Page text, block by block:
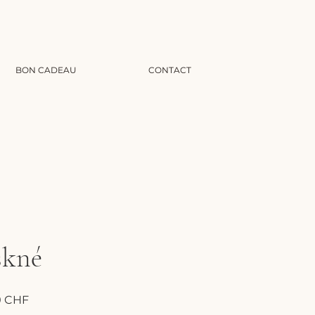
BON CADEAU CONTACT
CHFPrix